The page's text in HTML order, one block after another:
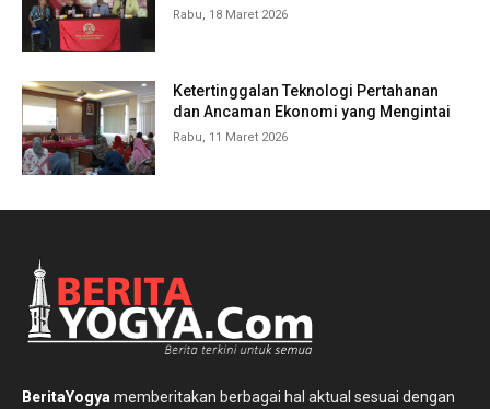
Rabu, 18 Maret 2026
Ketertinggalan Teknologi Pertahanan
dan Ancaman Ekonomi yang Mengintai
Rabu, 11 Maret 2026
BeritaYogya memberitakan berbagai hal aktual sesuai dengan